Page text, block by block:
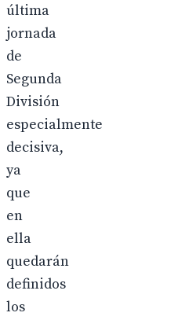
última
jornada
de
Segunda
División
especialmente
decisiva,
ya
que
en
ella
quedarán
definidos
los